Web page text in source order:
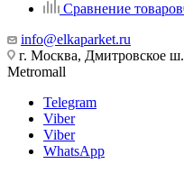
Сравнение товаров
info@elkaparket.ru
г. Москва, Дмитровское
Metromall
Telegram
Viber
Viber
WhatsApp